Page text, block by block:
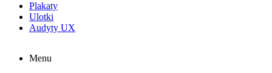
Plakaty
Ulotki
Audyty UX
Menu